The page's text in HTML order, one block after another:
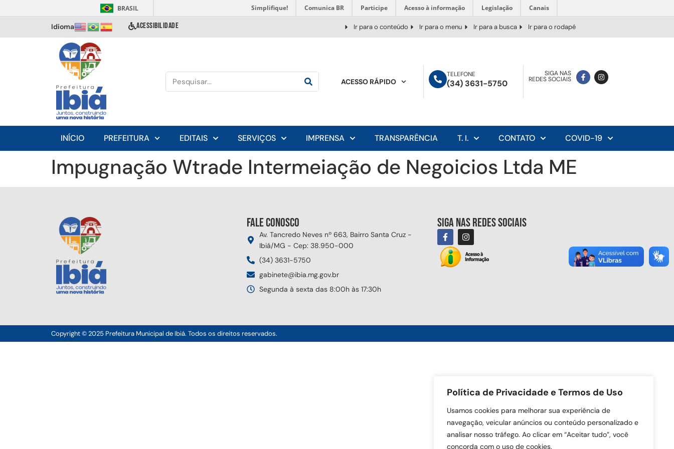
Política de Privacidade e Termos de Uso
Usamos cookies para melhorar sua experiência de
navegação, veicular anúncios ou conteúdo personalizado e
analisar nosso tráfego. Ao clicar em “Aceitar tudo”, você
concorda com o uso de cookies.
BRASIL Simplifique! Comunica BR Participe Acesso à informação Legislação Canais
Idioma ACESSIBILIDADE Ir para o conteúdo Ir para o menu Ir para a busca Ir para o rodapé
ACESSO RÁPIDO
TELEFONE
(34) 3631-5750
SIGA NAS
REDES SOCIAIS
INÍCIO PREFEITURA EDITAIS SERVIÇOS IMPRENSA TRANSPARÊNCIA T. I. CONTATO COVID-19
Impugnação Wtrade Intermeiação de Negoicios Ltda ME
Fale conosco
Av. Tancredo Neves nº 663, Bairro Santa Cruz -
Ibiá/MG - Cep: 38.950-000
(34) 3631-5750
gabinete@ibia.mg.gov.br
Segunda à sexta das 8:00h às 17:30h
Siga nas redes sociais
Copyright © 2025 Prefeitura Municipal de Ibiá. Todos os direitos reservados.